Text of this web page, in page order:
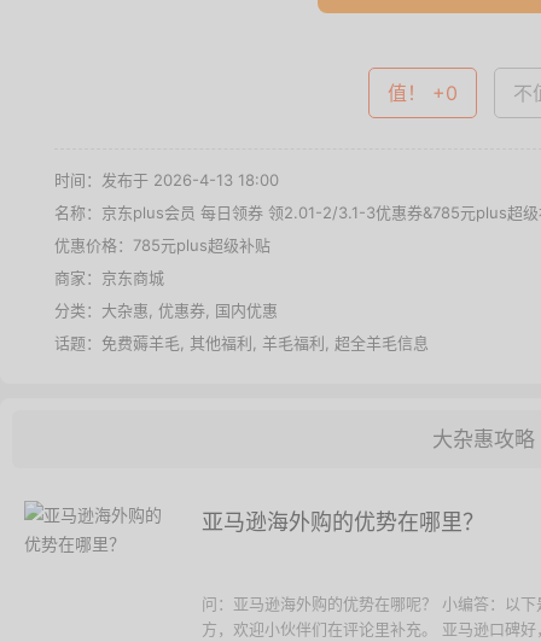
值！ +0 不
时间：发布于 2026-4-13 18:00
名称： 京东plus会员 每日领券 领2.01-2/3.1-3优惠券&785元plus超
优惠价格： 785元plus超级补贴
商家： 京东商城
分类： 大杂惠 优惠券 国内优惠
话题： 免费薅羊毛 其他福利 羊毛福利 超全羊毛信息
大杂惠攻略
亚马逊海外购的优势在哪里？
问：亚马逊海外购的优势在哪呢？ 小编答：以
方，欢迎小伙伴们在评论里补充。 亚马逊口碑